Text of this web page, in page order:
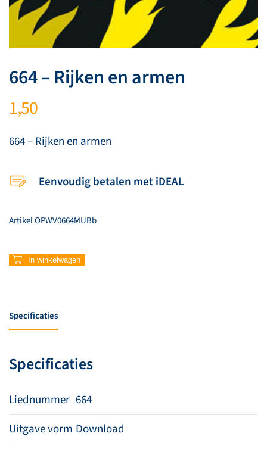
664 – Rijken en armen
1,50
664 – Rijken en armen
Eenvoudig betalen met iDEAL
ArtikelOPWV0664MUBb
664
armen
aantal
In winkelwagen
Specificaties
Specificaties
Liednummer 664
Uitgave vorm Download